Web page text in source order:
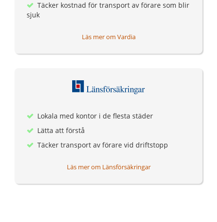
Täcker kostnad för transport av förare som blir
sjuk
Läs mer om Vardia
Lokala med kontor i de flesta städer
Lätta att förstå
Täcker transport av förare vid driftstopp
Läs mer om Länsförsäkringar